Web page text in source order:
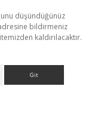
düşündüğünüz
bildirmeniz
kaldırılacaktır.